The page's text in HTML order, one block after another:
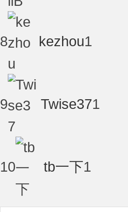
8 kezhou1
9 Twise371
10 tb一下1